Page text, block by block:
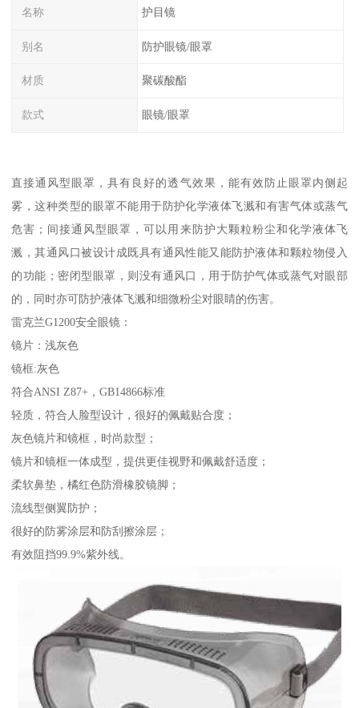
名称 护目镜
别名 防护眼镜/眼罩
材质 聚碳酸酯
款式 眼镜/眼罩
直接通风型眼罩，具有良好的透气效果，能有效防止眼罩内侧起
雾，这种类型的眼罩不能用于防护化学液体飞溅和有害气体或蒸气
危害；间接通风型眼罩，可以用来防护大颗粒粉尘和化学液体飞
溅，其通风口被设计成既具有通风性能又能防护液体和颗粒物侵入
的功能；密闭型眼罩，则没有通风口，用于防护气体或蒸气对眼部
的，同时亦可防护液体飞溅和细微粉尘对眼睛的伤害。
雷克兰G1200安全眼镜：
镜片：浅灰色
镜框:灰色
符合ANSI Z87+，GB14866标准
轻质，符合人脸型设计，很好的佩戴贴合度；
灰色镜片和镜框，时尚款型；
镜片和镜框一体成型，提供更佳视野和佩戴舒适度；
柔软鼻垫，橘红色防滑橡胶镜脚；
流线型侧翼防护；
很好的防雾涂层和防刮擦涂层；
有效阻挡99.9%紫外线。